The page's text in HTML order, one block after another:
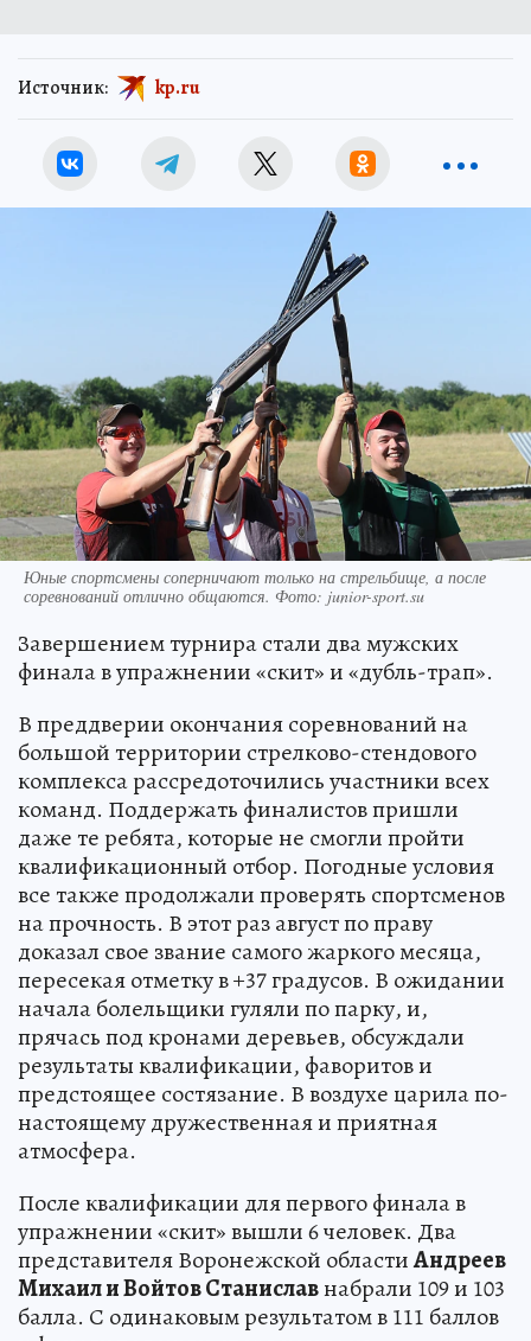
Источник: kp.ru
Юные спортсмены соперничают только на стрельбище, а после
соревнований отлично общаются. Фото: junior-sport.su
Завершением турнира стали два мужских
финала в упражнении «скит» и «дубль-трап».
В преддверии окончания соревнований на
большой территории стрелково-стендового
комплекса рассредоточились участники всех
команд. Поддержать финалистов пришли
даже те ребята, которые не смогли пройти
квалификационный отбор. Погодные условия
все также продолжали проверять спортсменов
на прочность. В этот раз август по праву
доказал свое звание самого жаркого месяца,
пересекая отметку в +37 градусов. В ожидании
начала болельщики гуляли по парку, и,
прячась под кронами деревьев, обсуждали
результаты квалификации, фаворитов и
предстоящее состязание. В воздухе царила по-
настоящему дружественная и приятная
атмосфера.
После квалификации для первого финала в
упражнении «скит» вышли 6 человек. Два
представителя Воронежской областиАндреев
Михаил и Войтов Станиславнабрали 109 и 103
балла. С одинаковым результатом в 111 баллов